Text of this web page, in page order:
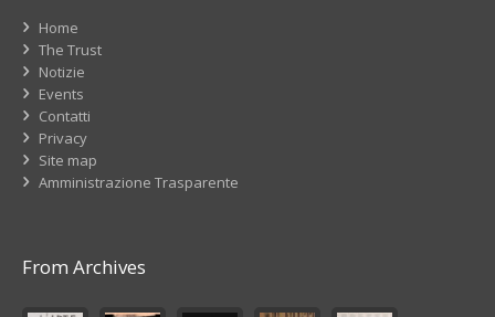
Home
The Trust
Notizie
Events
Contatti
Privacy
Site map
Amministrazione Trasparente
From Archives